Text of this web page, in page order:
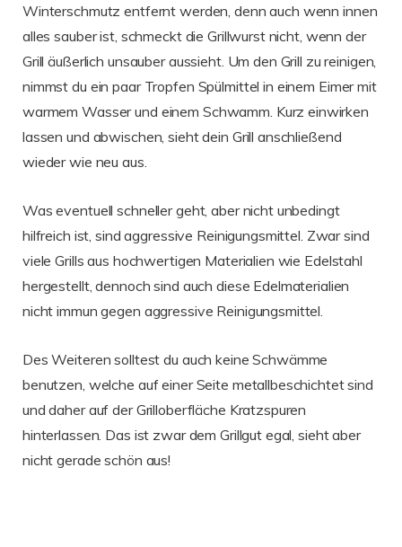
Winterschmutz entfernt werden, denn auch wenn innen
alles sauber ist, schmeckt die Grillwurst nicht, wenn der
Grill äußerlich unsauber aussieht. Um den Grill zu reinigen,
nimmst du ein paar Tropfen Spülmittel in einem Eimer mit
warmem Wasser und einem Schwamm. Kurz einwirken
lassen und abwischen, sieht dein Grill anschließend
wieder wie neu aus.
Was eventuell schneller geht, aber nicht unbedingt
hilfreich ist, sind aggressive Reinigungsmittel. Zwar sind
viele Grills aus hochwertigen Materialien wie Edelstahl
hergestellt, dennoch sind auch diese Edelmaterialien
nicht immun gegen aggressive Reinigungsmittel.
Des Weiteren solltest du auch keine Schwämme
benutzen, welche auf einer Seite metallbeschichtet sind
und daher auf der Grilloberfläche Kratzspuren
hinterlassen. Das ist zwar dem Grillgut egal, sieht aber
nicht gerade schön aus!